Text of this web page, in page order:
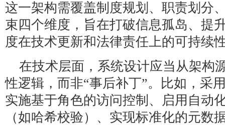
这一架构需覆盖制度规划、职责划分
束四个维度，旨在打破信息孤岛、提
度在技术更新和法律责任上的可持续
在技术层面，系统设计应当从架构
性逻辑，而非“事后补丁”。比如，采
实施基于角色的访问控制、启用自动
（如哈希校验）、实现标准化的元数